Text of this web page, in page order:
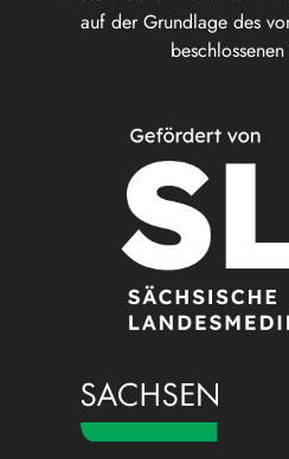
auf der Grundlage des